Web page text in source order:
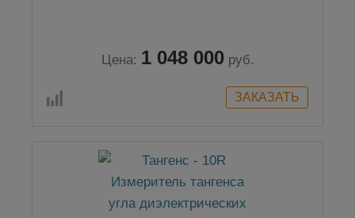
Цена: 1 048 000 руб.